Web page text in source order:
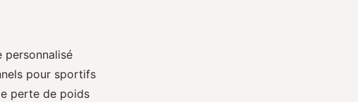
personnalisé
pour sportifs
perte de poids